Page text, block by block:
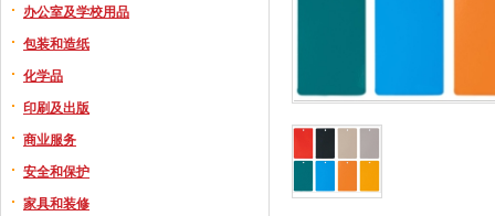
办公室及学校用品
包装和造纸
化学品
印刷及出版
商业服务
安全和保护
家具和装修